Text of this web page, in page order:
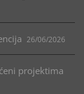
26/06/2026
projektima